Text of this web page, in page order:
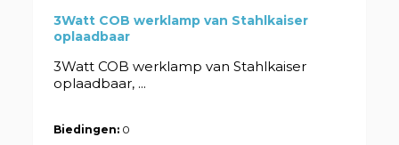
3Watt COB werklamp van Stahlkaiser
oplaadbaar
3Watt COB werklamp van Stahlkaiser
oplaadbaar, ...
Biedingen: 0